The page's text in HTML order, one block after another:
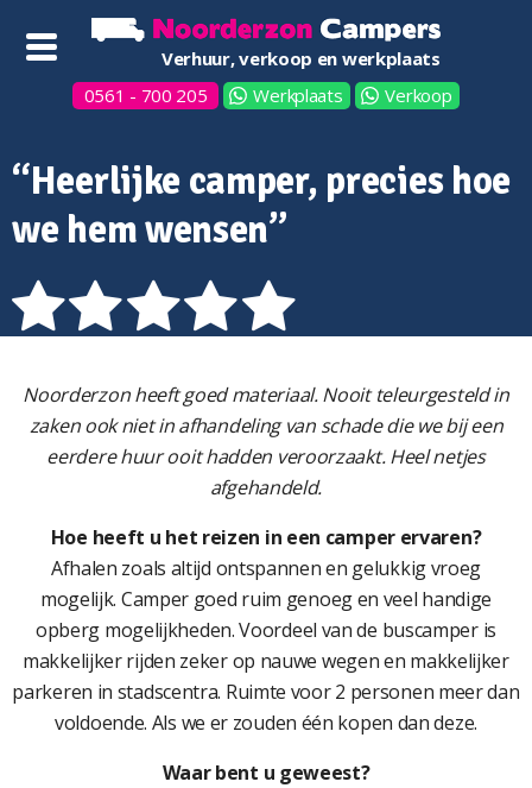
Verhuur, verkoop en werkplaats
0561 - 700 205
Werkplaats Verkoop
“Heerlijke camper, precies hoe
we hem wensen”
Noorderzon heeft goed materiaal. Nooit teleurgesteld in
zaken ook niet in afhandeling van schade die we bij een
eerdere huur ooit hadden veroorzaakt. Heel netjes
afgehandeld.
Hoe heeft u het reizen in een camper ervaren?
Afhalen zoals altijd ontspannen en gelukkig vroeg
mogelijk. Camper goed ruim genoeg en veel handige
opberg mogelijkheden. Voordeel van de buscamper is
makkelijker rijden zeker op nauwe wegen en makkelijker
parkeren in stadscentra. Ruimte voor 2 personen meer dan
voldoende. Als we er zouden één kopen dan deze.
Waar bent u geweest?